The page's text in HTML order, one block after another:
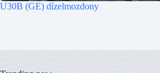
U30B (GE) dízelmozdony